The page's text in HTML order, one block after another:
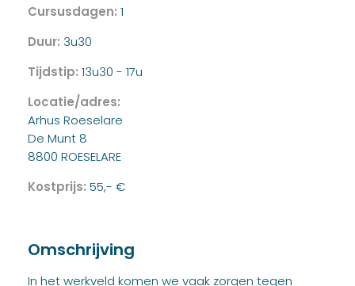
Cursusdagen: 1
Duur: 3u30
Tijdstip: 13u30 - 17u
Locatie/adres:
Arhus Roeselare
De Munt 8
8800 ROESELARE
Kostprijs: 55,- €
Omschrijving
In het werkveld komen we vaak zorgen tegen